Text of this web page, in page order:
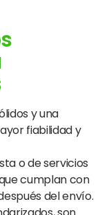
y una
fiabilidad y
o de servicios
cumplan con
del envío.